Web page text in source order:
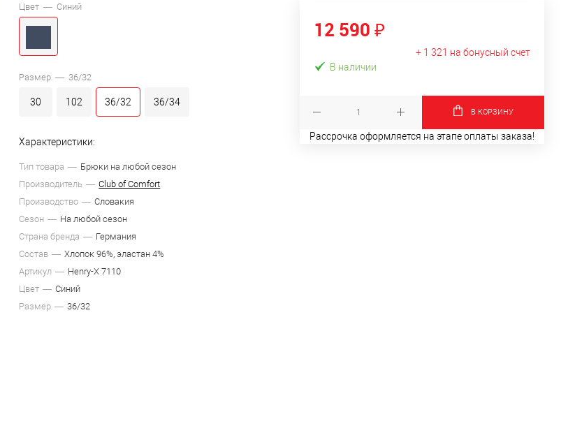
Цвет — Синий
Размер — 36/32
30 102 36/32 36/34
Характеристики:
Тип товара
Брюки на любой сезон
Производитель
Club of Comfort
Производство
Словакия
Сезон
На любой сезон
Страна бренда
Германия
Состав
Хлопок 96%, эластан 4%
Артикул
Henry-X 7110
Цвет
Синий
Размер
36/32
12 590 ₽
+ 1 321 на бонусный счет
В наличии
В КОРЗИНУ
Рассрочка оформляется на этапе оплаты заказа!